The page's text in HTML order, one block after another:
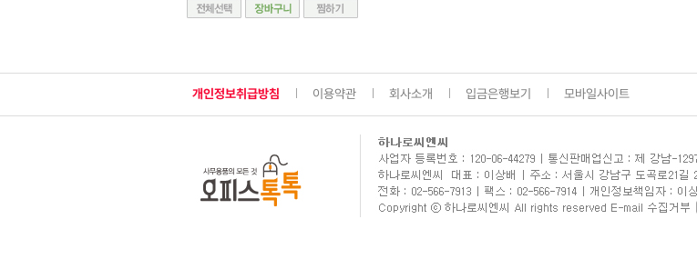
개인정보취급방침 이용약관 회사소개 입금은행보기 모바일사이트